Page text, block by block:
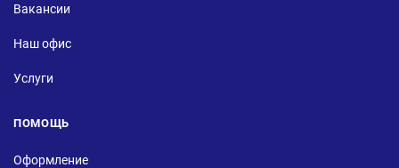
Вакансии
Наш офис
Услуги
ПОМОЩЬ
Оформление